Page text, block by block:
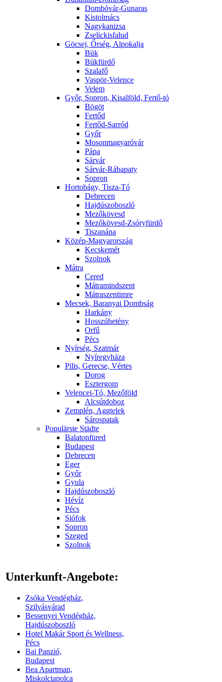
Dombóvár-Gunaras
Kistolmács
Nagykanizsa
Zselickisfalud
Göcsej, Őrség, Alpokalja
Bük
Bükfürdő
Szalafő
Vaspör-Velence
Velem
Győr, Sopron, Kisalföld, Fertő-tó
Bögöt
Fertőd
Fertőd-Sarród
Győr
Mosonmagyaróvár
Pápa
Sárvár
Sárvár-Rábapaty
Sopron
Hortobágy, Tisza-Tó
Debrecen
Hajdúszoboszló
Mezőkövesd
Mezőkövesd-Zsóryfürdő
Tiszanána
Közép-Magyarország
Kecskemét
Szolnok
Mátra
Cered
Mátramindszent
Mátraszentimre
Mecsek, Baranyai Dombság
Harkány
Hosszúhetény
Orfű
Pécs
Nyírség, Szatmár
Nyíregyháza
Pilis, Gerecse, Vértes
Dorog
Esztergom
Velencei-Tó, Mezőföld
Alcsútdoboz
Zemplén, Aggtelek
Sárospatak
Populärste Städte
Balatonfüred
Budapest
Debrecen
Eger
Győr
Gyula
Hajdúszoboszló
Hévíz
Pécs
Siófok
Sopron
Szeged
Szolnok
Unterkunft-Angebote:
Zsóka Vendégház,
Szilvásvárad
Bessenyei Vendégház,
Hajdúszoboszló
Hotel Makár Sport és Wellness,
Pécs
Bai Panzió,
Budapest
Bea Apartman,
Miskolctapolca